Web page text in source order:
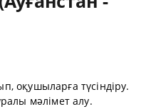
оқушыларға түсіндіру.
мәлімет алу.